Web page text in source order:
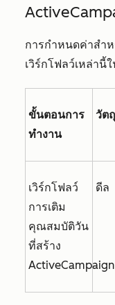
การกำหนดค่าสำห
เวิร์กโฟลว์เหล่านี้
ขั้นตอนการ
ทำงาน
วัตถุ
เวิร์กโฟลว์
การเติม
คุณสมบัติวัน
ที่สร้าง
ActiveCampaign
ดีล